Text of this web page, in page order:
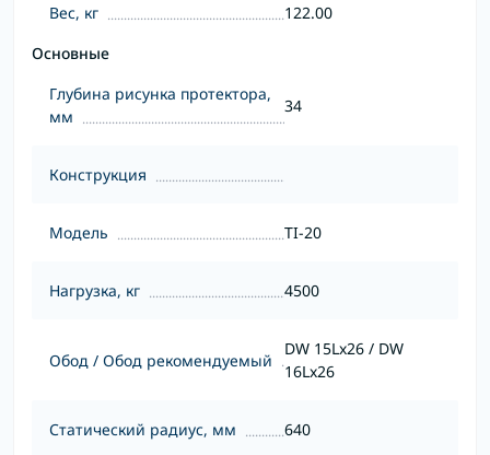
Вес, кг
122.00
Основные
Глубина рисунка протектора,
мм
34
Конструкция
Модель TI-20
Нагрузка, кг 4500
Обод / Обод рекомендуемый
DW 15Lx26 / DW
16Lx26
Статический радиус, мм 640